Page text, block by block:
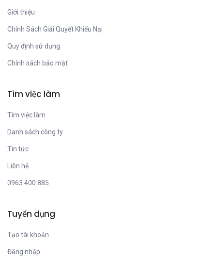
Giới thiệu
Chính Sách Giải Quyết Khiếu Nại
Quy định sử dụng
Chính sách bảo mật
Tìm việc làm
Tìm việc làm
Danh sách công ty
Tin tức
Liên hệ
0963 400 885
Tuyển dụng
Tạo tài khoản
Đăng nhập